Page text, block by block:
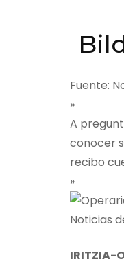
Fuente:
»
A
conocer
recibo
»
Noticias
IRITZIA-